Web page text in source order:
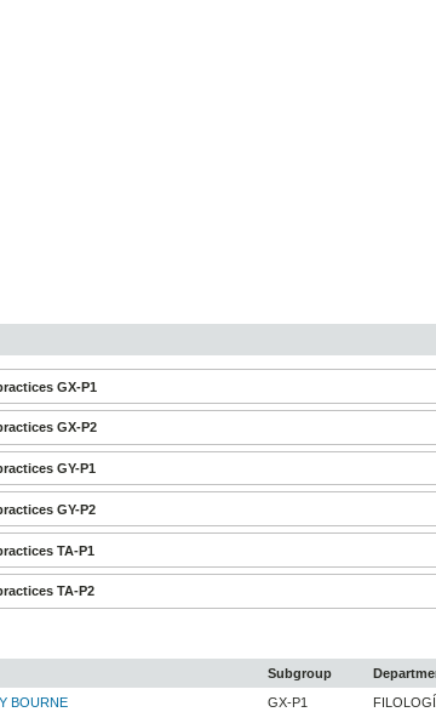
GX-P1
GX-P2
GY-P1
GY-P2
TA-P1
TA-P2
Subgroup
BOURNE
GX-P1